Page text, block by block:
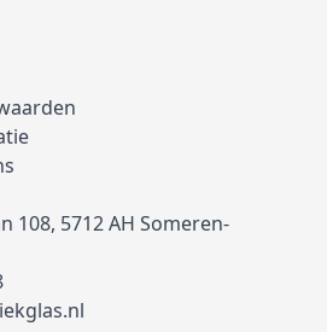
108, 5712 AH Someren-